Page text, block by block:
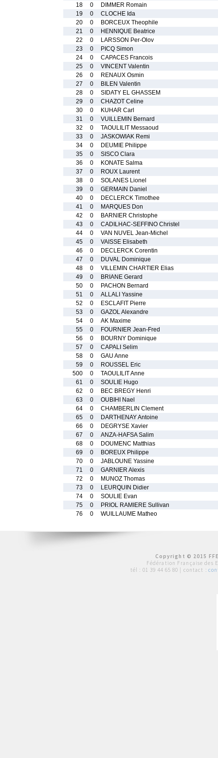
18
0
DIMMER Romain
19
0
CLOCHE Ida
20
0
BORCEUX Theophile
21
0
HENNIQUE Beatrice
22
0
LARSSON Per-Olov
23
0
PICQ Simon
24
0
CAPACES Francois
25
0
VINCENT Valentin
26
0
RENAUX Osmin
27
0
BILEN Valentin
28
0
SIDATY EL GHASSEM
29
0
CHAZOT Celine
30
0
KUHAR Carl
31
0
VUILLEMIN Bernard
32
0
TAOULILIT Messaoud
33
0
JASKOWIAK Remi
34
0
DEUMIE Philippe
35
0
SISCO Clara
36
0
KONATE Salma
37
0
ROUX Laurent
38
0
SOLANES Lionel
39
0
GERMAIN Daniel
40
0
DECLERCK Timothee
41
0
MARQUES Don
42
0
BARNIER Christophe
43
0
CADILHAC-SEFFINO Christel
44
0
VAN NUVEL Jean-Michel
45
0
VAISSE Elisabeth
46
0
DECLERCK Corentin
47
0
DUVAL Dominique
48
0
VILLEMIN CHARTIER Elias
49
0
BRIANE Gerard
50
0
PACHON Bernard
51
0
ALLALI Yassine
52
0
ESCLAFIT Pierre
53
0
GAZOL Alexandre
54
0
AK Maxime
55
0
FOURNIER Jean-Fred
56
0
BOURNY Dominique
57
0
CAPALI Selim
58
0
GAU Anne
59
0
ROUSSEL Eric
500
0
TAOULILIT Anne
61
0
SOULIE Hugo
62
0
BEC BREGY Henri
63
0
OUBIHI Nael
64
0
CHAMBERLIN Clement
65
0
DARTHENAY Antoine
66
0
DEGRYSE Xavier
67
0
ANZA-HAFSA Salim
68
0
DOUMENC Matthias
69
0
BOREUX Philippe
70
0
JABLOUNE Yassine
71
0
GARNIER Alexis
72
0
MUNOZ Thomas
73
0
LEURQUIN Didier
74
0
SOULIE Evan
75
0
PRIOL RAMIERE Sullivan
76
0 WUILLAUME Matheo
Copyright © 2015
Fédération Française des
tél : 01 39 44 65 80 | contact :